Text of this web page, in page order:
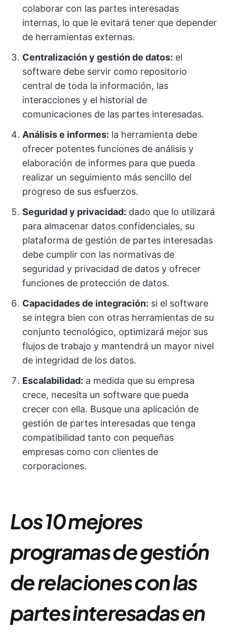
colaborar con las partes interesadas
internas, lo que le evitará tener que depender
de herramientas externas.
Centralización y gestión de datos: el
software debe servir como repositorio
central de toda la información, las
interacciones y el historial de
comunicaciones de las partes interesadas.
Análisis e informes: la herramienta debe
ofrecer potentes funciones de análisis y
elaboración de informes para que pueda
realizar un seguimiento más sencillo del
progreso de sus esfuerzos.
Seguridad y privacidad: dado que lo utilizará
para almacenar datos confidenciales, su
plataforma de gestión de partes interesadas
debe cumplir con las normativas de
seguridad y privacidad de datos y ofrecer
funciones de protección de datos.
Capacidades de integración: si el software
se integra bien con otras herramientas de su
conjunto tecnológico, optimizará mejor sus
flujos de trabajo y mantendrá un mayor nivel
de integridad de los datos.
Escalabilidad: a medida que su empresa
crece, necesita un software que pueda
crecer con ella. Busque una aplicación de
gestión de partes interesadas que tenga
compatibilidad tanto con pequeñas
empresas como con clientes de
corporaciones.
Los 10 mejores
programas de gestión
de relaciones con las
partes interesadas en